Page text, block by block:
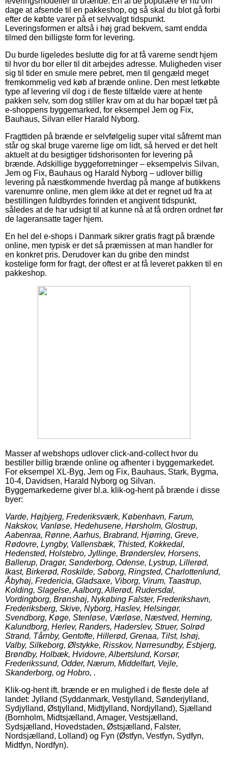
dage at afsende til en pakkeshop, og så skal du blot gå forbi
efter de købte varer på et selvvalgt tidspunkt.
Leveringsformen er altså i høj grad bekvem, samt endda
tilmed den billigste form for levering.
Du burde ligeledes beslutte dig for at få varerne sendt hjem
til hvor du bor eller til dit arbejdes adresse. Muligheden viser
sig til tider en smule mere pebret, men til gengæld meget
fremkommelig ved køb af brænde online. Den mest letkøbte
type af levering vil dog i de fleste tilfælde være at hente
pakken selv, som dog stiller krav om at du har bopæl tæt på
e-shoppens byggemarked, for eksempel Jem og Fix,
Bauhaus, Silvan eller Harald Nyborg.
Fragttiden på brænde er selvfølgelig super vital såfremt man
står og skal bruge varerne lige om lidt, så herved er det helt
aktuelt at du besigtiger tidshorisonten for levering på
brænde. Adskillige byggeforretninger – eksempelvis Silvan,
Jem og Fix, Bauhaus og Harald Nyborg – udlover billig
levering på næstkommende hverdag på mange af butikkens
varenumre online, men glem ikke at det er regnet ud fra at
bestillingen fuldbyrdes forinden et angivent tidspunkt,
således at de har udsigt til at kunne nå at få ordren ordnet før
de lageransatte tager hjem.
En hel del e-shops i Danmark sikrer gratis fragt på brænde
online, men typisk er det så præmissen at man handler for
en konkret pris. Derudover kan du gribe den mindst
kostelige form for fragt, der oftest er at få leveret pakken til en
pakkeshop.
Masser af webshops udlover click-and-collect hvor du
bestiller billig brænde online og afhenter i byggemarkedet.
For eksempel XL-Byg, Jem og Fix, Bauhaus, Stark, Bygma,
10-4, Davidsen, Harald Nyborg og Silvan.
Byggemarkederne giver bl.a. klik-og-hent på brænde i disse
byer:
Varde, Højbjerg, Frederiksværk, København, Farum,
Nakskov, Vanløse, Hedehusene, Hørsholm, Glostrup,
Aabenraa, Rønne, Aarhus, Brabrand, Hjørring, Greve,
Rødovre, Lyngby, Vallensbæk, Thisted, Kokkedal,
Hedensted, Holstebro, Jyllinge, Brønderslev, Horsens,
Ballerup, Dragør, Sønderborg, Odense, Lystrup, Lillerød,
Ikast, Birkerød, Roskilde, Søborg, Ringsted, Charlottenlund,
Åbyhøj, Fredericia, Gladsaxe, Viborg, Virum, Taastrup,
Kolding, Slagelse, Aalborg, Allerød, Rudersdal,
Vordingborg, Brønshøj, Nykøbing Falster, Frederikshavn,
Frederiksberg, Skive, Nyborg, Haslev, Helsingør,
Svendborg, Køge, Stenløse, Værløse, Næstved, Herning,
Kalundborg, Herlev, Randers, Haderslev, Struer, Solrød
Strand, Tårnby, Gentofte, Hillerød, Grenaa, Tilst, Ishøj,
Valby, Silkeborg, Ølstykke, Risskov, Nørresundby, Esbjerg,
Brøndby, Holbæk, Hvidovre, Albertslund, Korsør,
Frederikssund, Odder, Nærum, Middelfart, Vejle,
Skanderborg, og Hobro, .
Klik-og-hent ift. brænde er en mulighed i de fleste dele af
landet: Jylland (Syddanmark, Vestjylland, Sønderjylland,
Sydjylland, Østjylland, Midtjylland, Nordjylland), Sjælland
(Bornholm, Midtsjælland, Amager, Vestsjælland,
Sydsjælland, Hovedstaden, Østsjælland, Falster,
Nordsjælland, Lolland) og Fyn (Østfyn, Vestfyn, Sydfyn,
Midtfyn, Nordfyn).